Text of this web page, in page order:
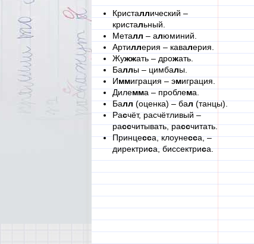
Кристаллический –
кристальный.
Металл – алюминий.
Артиллерия – кавалерия.
Жужжать – дрожать.
Баллы – цимбалы.
Иммиграция – эмиграция.
Дилемма – проблема.
Балл(оценка) – бал(танцы).
Расчёт, расчётливый –
рассчитывать, рассчитать.
Принцесса, клоунесса, –
директриса, биссектриса.